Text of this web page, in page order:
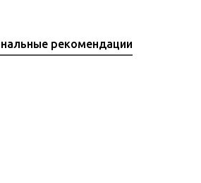
рекомендации